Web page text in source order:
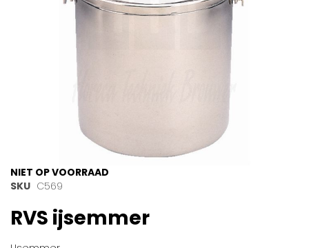
Ga
naar
begin
van
NIET OP VOORRAAD
SKU C569
RVS ijsemmer